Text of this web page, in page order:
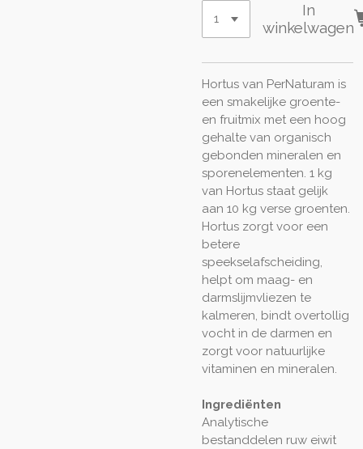
In
winkelwagen
Hortus van PerNaturam is
een smakelijke groente-
en fruitmix met een hoog
gehalte van organisch
gebonden mineralen en
sporenelementen. 1 kg
van Hortus staat gelijk
aan 10 kg verse groenten.
Hortus zorgt voor een
betere
speekselafscheiding,
helpt om maag- en
darmslijmvliezen te
kalmeren, bindt overtollig
vocht in de darmen en
zorgt voor natuurlijke
vitaminen en mineralen.
Ingrediënten
Analytische
bestanddelen ruw eiwit